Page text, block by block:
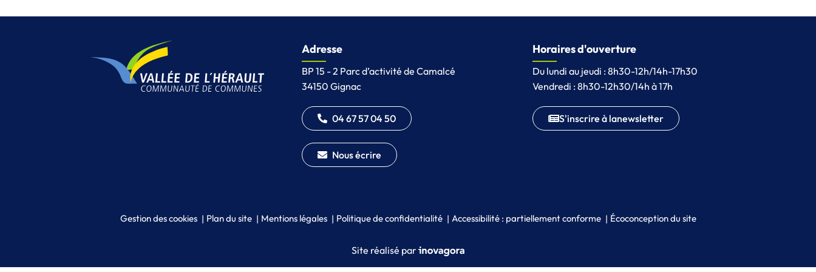
Adresse
BP 15 - 2 Parc d’activité de Camalcé
34150 Gignac
04 67 57 04 50
Nous écrire
Horaires d'ouverture
Du lundi au jeudi : 8h30-12h/14h-17h30
Vendredi : 8h30-12h30/14h à 17h
S'inscrire à lanewsletter
Gestion des cookies Plan du site Mentions légales Politique de confidentialité Accessibilité : partiellement conforme Écoconception du site
Site réalisé parInovagora (ouverture dans un nouvel onglet)